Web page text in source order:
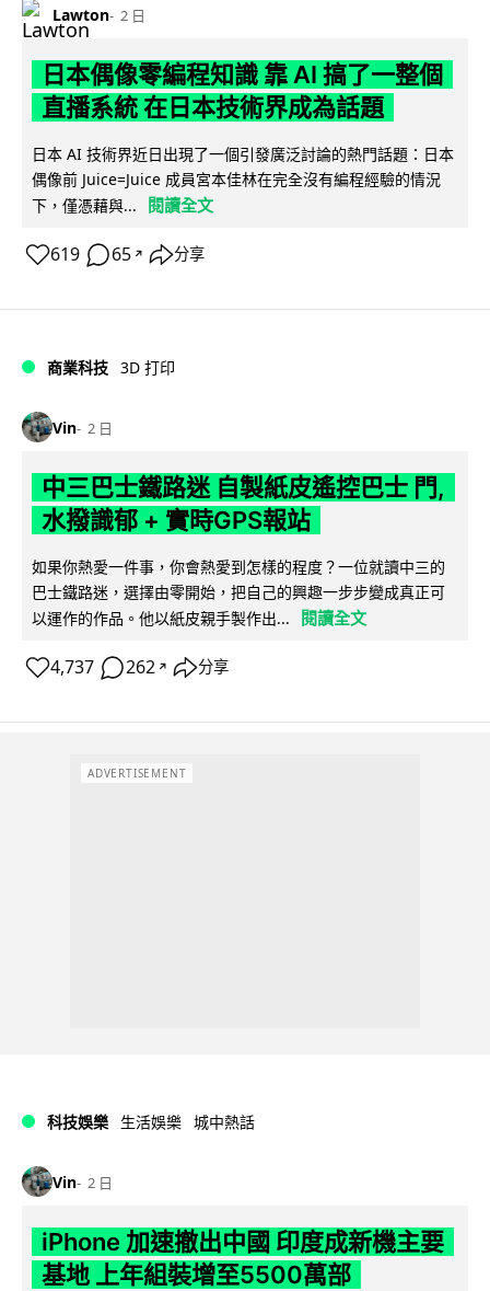
Lawton 2 日
日本偶像零編程知識 靠 AI 搞了一整個
直播系統 在日本技術界成為話題
日本 AI 技術界近日出現了一個引發廣泛討論的熱門話題：日本
偶像前 Juice=Juice 成員宮本佳林在完全沒有編程經驗的情況
下，僅憑藉與...
閱讀全文
619 65 ↗ 分享
商業科技 3D 打印
Vin 2 日
中三巴士鐵路迷 自製紙皮遙控巴士 門,
水撥識郁 + 實時GPS報站
如果你熱愛一件事，你會熱愛到怎樣的程度？一位就讀中三的
巴士鐵路迷，選擇由零開始，把自己的興趣一步步變成真正可
以運作的作品。他以紙皮親手製作出...
閱讀全文
4,737 262 ↗ 分享
ADVERTISEMENT
科技娛樂 生活娛樂 城中熱話
Vin 2 日
iPhone 加速撤出中國 印度成新機主要
基地 上年組裝增至5500萬部